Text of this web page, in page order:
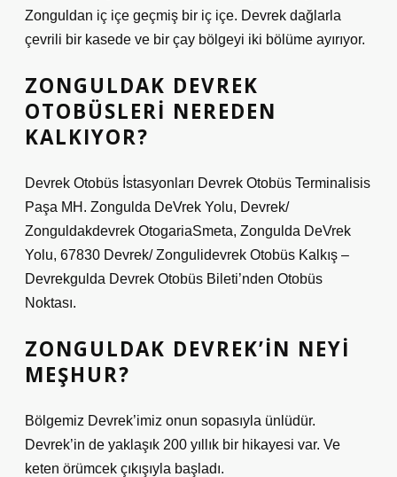
Zonguldan iç içe geçmiş bir iç içe. Devrek dağlarla
çevrili bir kasede ve bir çay bölgeyi iki bölüme ayırıyor.
ZONGULDAK DEVREK
OTOBÜSLERI NEREDEN
KALKIYOR?
Devrek Otobüs İstasyonları Devrek Otobüs Terminalisis
Paşa MH. Zongulda DeVrek Yolu, Devrek/
Zonguldakdevrek OtogariaSmeta, Zongulda DeVrek
Yolu, 67830 Devrek/ Zongulidevrek Otobüs Kalkış –
Devrekgulda Devrek Otobüs Bileti’nden Otobüs
Noktası.
ZONGULDAK DEVREK’IN NEYI
MEŞHUR?
Bölgemiz Devrek’imiz onun sopasıyla ünlüdür.
Devrek’in de yaklaşık 200 yıllık bir hikayesi var. Ve
keten örümcek çıkışıyla başladı.